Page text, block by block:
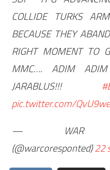
COLLIDE TURKS
BECAUSE THEY
RIGHT MOMENT TO
MMC…. ADIM
JARABLUS!!!
pic.twitter.com/
— WAR
(@warcoresponted)22